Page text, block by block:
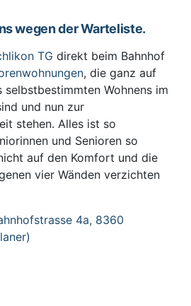
wegen der Warteliste.
TG direkt beim Bahnhof
, die ganz auf
selbstbestimmten Wohnens im
und nun zur
stehen. Alles ist so
und Senioren so
auf den Komfort und die
vier Wänden verzichten
4a, 8360